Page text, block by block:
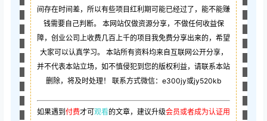
间存在时间差，所以有些项目红利期可能已经过了，能不能赚
钱需要自己判断。 本网站仅做资源分享，不做任何收益保
障，创业公司上收费几百上千的项目我免费分享出来的，希望
大家可以认真学习。 本站所有资料均来自互联网公开分享，
并不代表本站立场，如不慎侵犯到您的版权利益，请联系本站
删除，将及时处理！ 联系方式微信：e300jy或jy520kb
如果遇到 付费才可观看的文章，建议升级会员或者成为认证用